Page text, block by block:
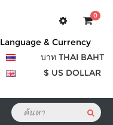
0
Language & Currency
บาท THAI BAHT
$ US DOLLAR